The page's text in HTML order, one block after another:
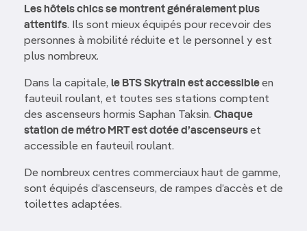
Les hôtels chics se montrent généralement plus
attentifs. Ils sont mieux équipés pour recevoir des
personnes à mobilité réduite et le personnel y est
plus nombreux.
Dans la capitale, le BTS Skytrain est accessibleen
fauteuil roulant, et toutes ses stations comptent
des ascenseurs hormis Saphan Taksin. Chaque
station de métro MRT est dotée d’ascenseurset
accessible en fauteuil roulant.
De nombreux centres commerciaux haut de gamme,
sont équipés d’ascenseurs, de rampes d’accès et de
toilettes adaptées.